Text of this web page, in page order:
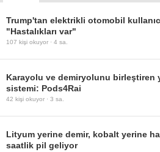
Trump'tan elektrikli otomobil
"Hastalıkları var"
107 kişi okuyor · 4 sa.
Karayolu ve demiryolunu birleştiren
sistemi: Pods4Rai
42 kişi okuyor · 3 sa.
Lityum yerine demir, kobalt yerine
saatlik pil geliyor